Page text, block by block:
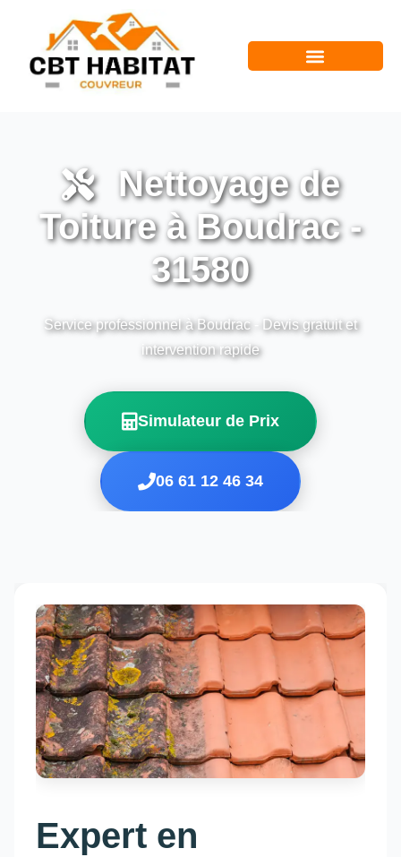
Nettoyage de
Toiture à Boudrac -
31580
Service professionnel à Boudrac - Devis gratuit et
intervention rapide
Simulateur de Prix
06 61 12 46 34
Expert en